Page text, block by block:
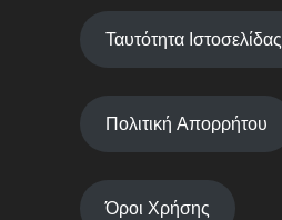
Ταυτότητα Ιστοσελίδας
Πολιτική Απορρήτου
Όροι Χρήσης